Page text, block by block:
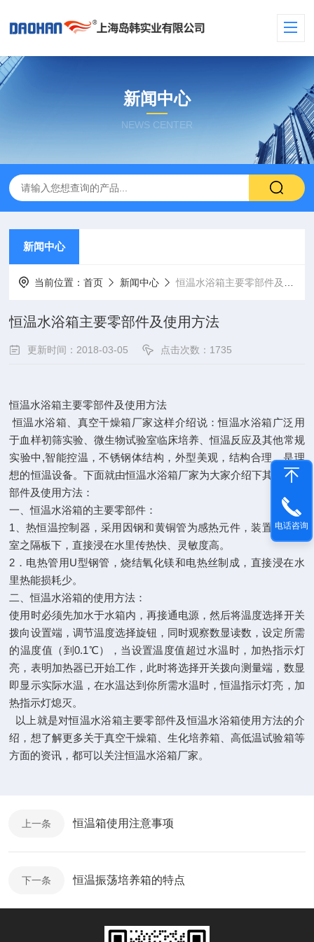
新闻中心
NEWS CENTER
新闻中心
当前位置：首页 新闻中心 恒温水浴箱主要零部件及使用方法
恒温水浴箱主要零部件及使用方法
更新时间：2018-03-05 点击次数：1735
恒温水浴箱主要零部件及使用方法
恒温水浴箱、真空干燥箱厂家这样介绍说：恒温水浴箱广泛用
于血样初筛实验、微生物试验室临床培养、恒温反应及其他常规
实验中,智能控温，不锈钢体结构，外型美观，结构合理，是理
想的恒温设备。下面就由恒温水浴箱厂家为大家介绍下其主要零
部件及使用方法：
一、恒温水浴箱的主要零部件：
1、热恒温控制器，采用因钢和黄铜管为感热元件，装置于箱内
室之隔板下，直接浸在水里传热快、灵敏度高。
2．电热管用U型钢管，烧结氧化镁和电热丝制成，直接浸在水
里热能损耗少。
二、恒温水浴箱的使用方法：
使用时必须先加水于水箱内，再接通电源，然后将温度选择开关
拨向设置端，调节温度选择旋钮，同时观察数显读数，设定所需
的温度值（到0.1℃），当设置温度值超过水温时，加热指示灯
亮，表明加热器已开始工作，此时将选择开关拨向测量端，数显
即显示实际水温，在水温达到你所需水温时，恒温指示灯亮，加
热指示灯熄灭。
以上就是对恒温水浴箱主要零部件及恒温水浴箱使用方法的介
绍，想了解更多关于真空干燥箱、生化培养箱、高低温试验箱等
方面的资讯，都可以关注恒温水浴箱厂家。
上一条 恒温箱使用注意事项
下一条 恒温振荡培养箱的特点
电话咨询